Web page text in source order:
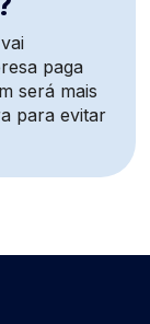
paga
será mais
para evitar